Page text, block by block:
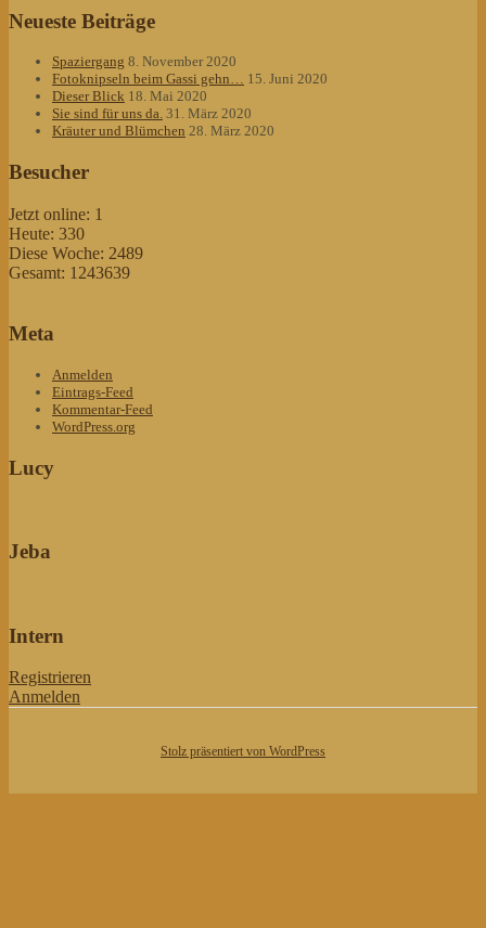
Neueste Beiträge
Spaziergang 8. November 2020
Fotoknipseln beim Gassi gehn… 15. Juni 2020
Dieser Blick 18. Mai 2020
Sie sind für uns da. 31. März 2020
Kräuter und Blümchen 28. März 2020
Besucher
Jetzt online: 1
Heute: 330
Diese Woche: 2489
Gesamt: 1243639
Meta
Anmelden
Eintrags-Feed
Kommentar-Feed
WordPress.org
Lucy
Jeba
Intern
Registrieren
Anmelden
Stolz präsentiert von WordPress